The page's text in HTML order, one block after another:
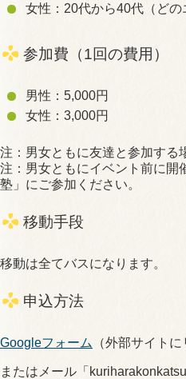
女性：20代から40代（どの
参加費（1回の費用）
男性：5,000円
女性：3,000円
注：男女ともに友達と参加する
注：男女ともにイベント前に開
塾」にご参加ください。
移動手段
移動は全てバスになります。
申込方法
Googleフォーム （外部サイト
またはメール「